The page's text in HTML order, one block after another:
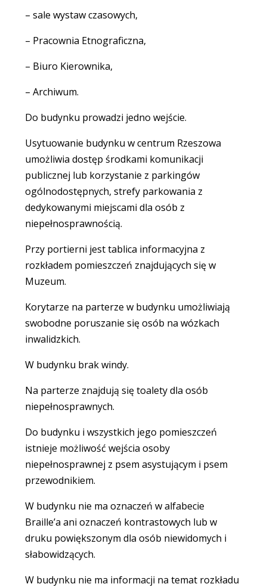
– sale wystaw czasowych,
– Pracownia Etnograficzna,
– Biuro Kierownika,
– Archiwum.
Do budynku prowadzi jedno wejście.
Usytuowanie budynku w centrum Rzeszowa
umożliwia dostęp środkami komunikacji
publicznej lub korzystanie z parkingów
ogólnodostępnych, strefy parkowania z
dedykowanymi miejscami dla osób z
niepełnosprawnością.
Przy portierni jest tablica informacyjna z
rozkładem pomieszczeń znajdujących się w
Muzeum.
Korytarze na parterze w budynku umożliwiają
swobodne poruszanie się osób na wózkach
inwalidzkich.
W budynku brak windy.
Na parterze znajdują się toalety dla osób
niepełnosprawnych.
Do budynku i wszystkich jego pomieszczeń
istnieje możliwość wejścia osoby
niepełnosprawnej z psem asystującym i psem
przewodnikiem.
W budynku nie ma oznaczeń w alfabecie
Braille’a ani oznaczeń kontrastowych lub w
druku powiększonym dla osób niewidomych i
słabowidzących.
W budynku nie ma informacji na temat rozkładu